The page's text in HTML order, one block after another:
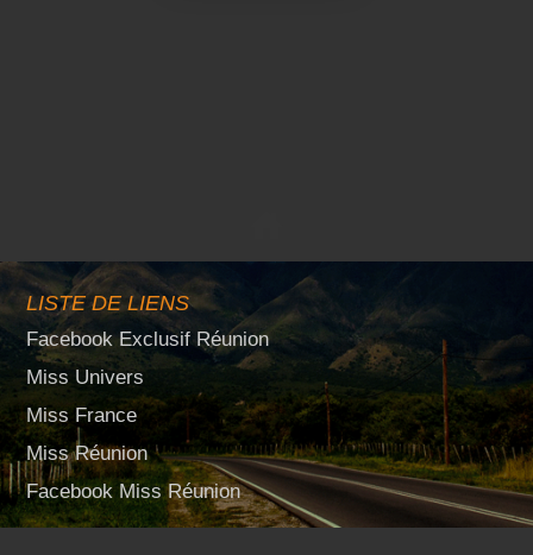
LISTE DE LIENS
Facebook Exclusif Réunion
Miss Univers
Miss France
Miss Réunion
Facebook Miss Réunion